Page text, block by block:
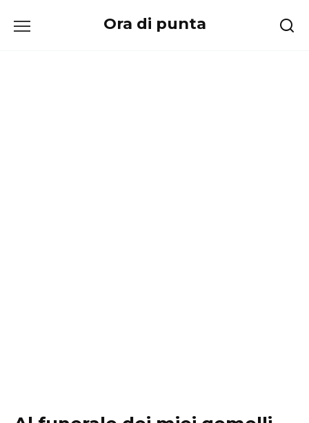
Ora di punta